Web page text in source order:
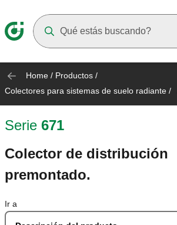
Home / Productos /
Colectores para sistemas de suelo radiante /
Serie 671
Colector de distribución
premontado.
Ir a